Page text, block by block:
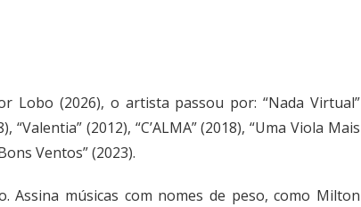
Lobo (2026), o artista passou por: “Nada Virtual”
“Valentia” (2012), “C’ALMA” (2018), “Uma Viola Mais
Ventos” (2023).
Assina músicas com nomes de peso, como Milton